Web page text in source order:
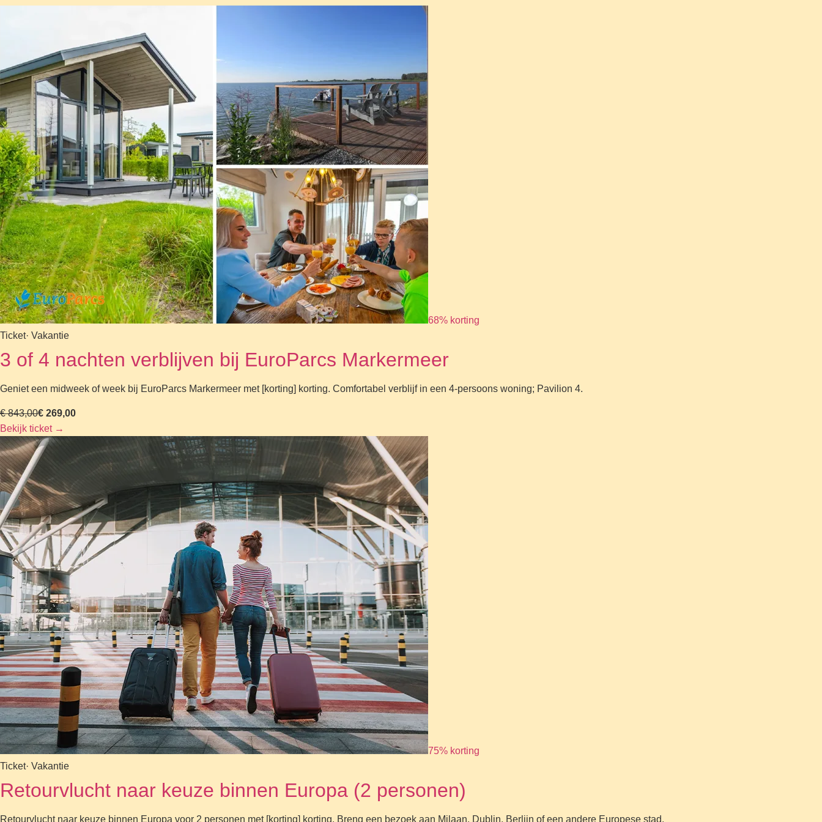
68% korting
Ticket· Vakantie
3 of 4 nachten verblijven bij EuroParcs Markermeer
Geniet een midweek of week bij EuroParcs Markermeer met [korting] korting. Comfortabel verblijf in een 4-persoons woning; Pavilion 4.
€ 843,00€ 269,00
Bekijk ticket →
75% korting
Ticket· Vakantie
Retourvlucht naar keuze binnen Europa (2 personen)
Retourvlucht naar keuze binnen Europa voor 2 personen met [korting] korting. Breng een bezoek aan Milaan, Dublin, Berlijn of een andere Europese stad.